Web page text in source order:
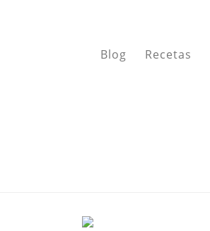
Blog Recetas